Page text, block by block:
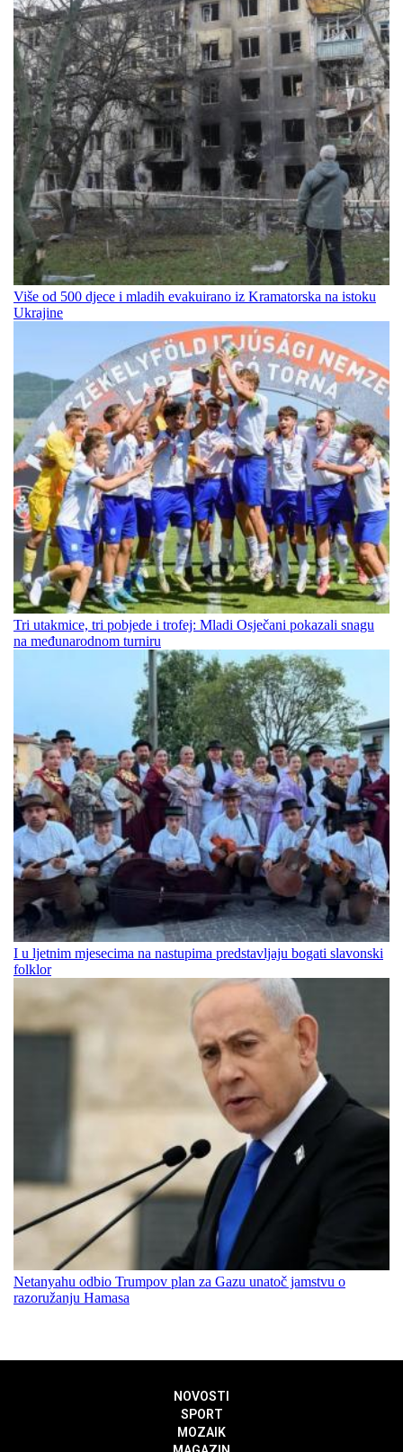
Više od 500 djece i mladih evakuirano iz Kramatorska na istoku
Ukrajine
Tri utakmice, tri pobjede i trofej: Mladi Osječani pokazali snagu
na međunarodnom turniru
I u ljetnim mjesecima na nastupima predstavljaju bogati slavonski
folklor
Netanyahu odbio Trumpov plan za Gazu unatoč jamstvu o
razoružanju Hamasa
NOVOSTI
SPORT
MOZAIK